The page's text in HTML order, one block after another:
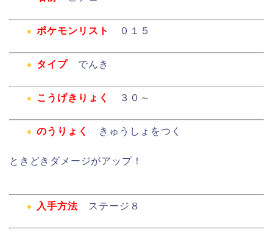
ポケモンリスト ０１５
タイプ でんき
こうげきりょく ３０～
のうりょく きゅうしょをつく
ときどきダメージがアップ！
入手方法 ステージ８